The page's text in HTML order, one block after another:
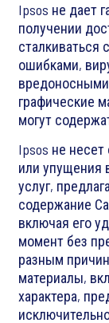
Ipsos не дает
получении
сталкиваться
ошибками,
графические
могут
Ipsos не
или упущения
услуг,
содержание
включая его
момент без
разным
материалы,
характера,